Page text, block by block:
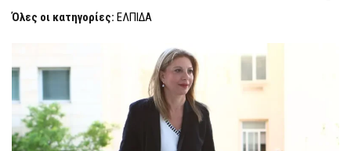
Όλες οι κατηγορίες: ΕΛΠΙΔΑ